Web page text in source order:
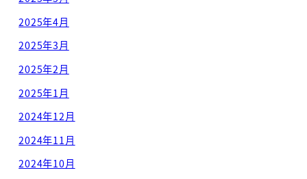
2025年4月
2025年3月
2025年2月
2025年1月
2024年12月
2024年11月
2024年10月